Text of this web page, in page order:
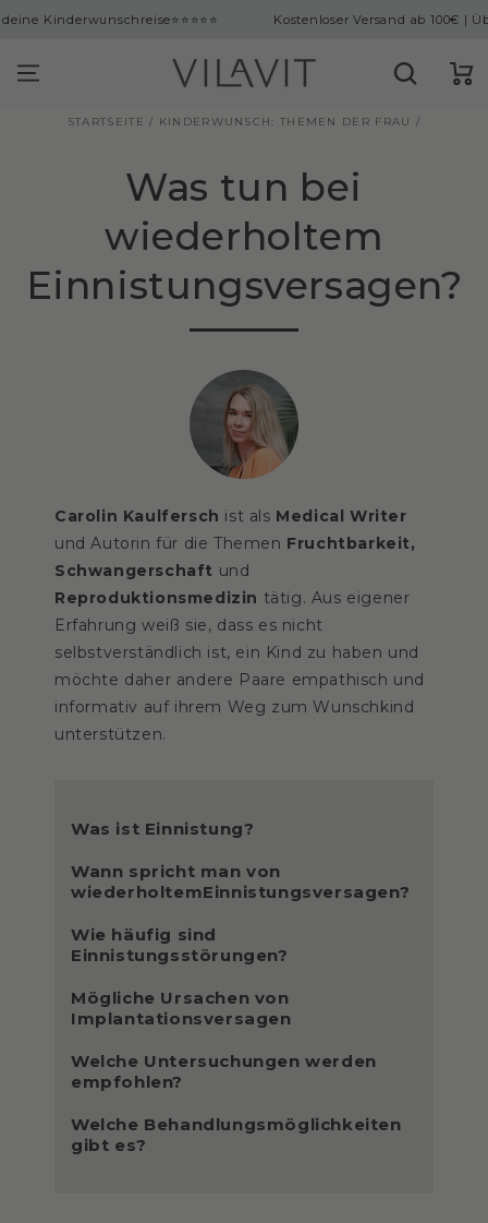
⭐⭐⭐⭐⭐ Kostenloser Versand ab 100€ | Über
STARTSEITE / KINDERWUNSCH: THEMEN DER FRAU /
Was tun bei
wiederholtem
Einnistungsversagen?
Carolin Kaulfersch ist als Medical Writer
und Autorin für die Themen Fruchtbarkeit,
Schwangerschaft und
Reproduktionsmedizin tätig. Aus eigener
Erfahrung weiß sie, dass es nicht
selbstverständlich ist, ein Kind zu haben und
möchte daher andere Paare empathisch und
informativ auf ihrem Weg zum Wunschkind
unterstützen.
Was ist Einnistung?
Wann spricht man von
wiederholtemEinnistungsversagen?
Wie häufig sind
Einnistungsstörungen?
Mögliche Ursachen von
Implantationsversagen
Welche Untersuchungen werden
empfohlen?
Welche Behandlungsmöglichkeiten
gibt es?